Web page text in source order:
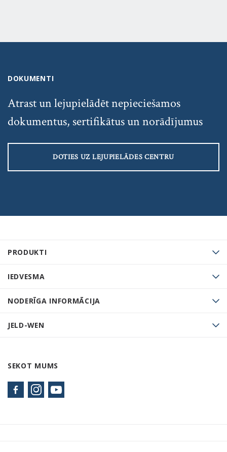
PRODUKTI
IEDVESMA
NODERĪGA INFORMĀCIJA
JELD-WEN
SEKOT MUMS
DOKUMENTI
Atrast un lejupielādēt nepieciešamos
dokumentus, sertifikātus un norādījumus
DOTIES UZ LEJUPIELĀDES CENTRU